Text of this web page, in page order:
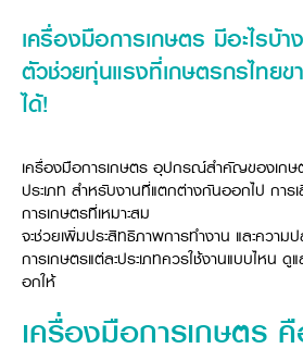
Wheel Loader
Agricultural Innovation
Drone
Join the Network
Contact
International
Background
Export Products
International Subsidiaries Offices
Partners
Corporate News
News & Social Activity
TVC
Royal Projects
Community and Social Development
Education and Youth
Environment, Safety and
KUBOTA and Farmer
Large Scale Farm
Customer Service
Leasing
KUBOTA (Agri) Solutions
KUBOTA FARM
KUBOTA FAMILY
language
เครื่องมือการเกษตร มีอะไรบ้าง
ตัวช่วยทุ่นแรงที่เกษตรกรไทยข
ได้!
เครื่องมือการเกษตร อุปกรณ์สำคัญของเก
ประเภท สำหรับงานที่แตกต่างกันออกไป การ
การเกษตรที่เหมาะสม
จะช่วยเพิ่มประสิทธิภาพการทำงาน และควา
การเกษตรแต่ละประเภทควรใช้งานแบบไหน ดู
อกให้
เครื่องมือการเกษตร คื